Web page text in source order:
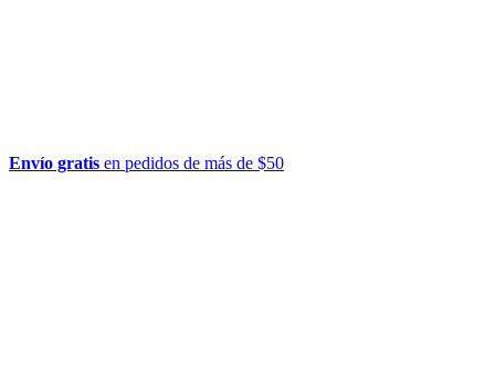
Envío gratis en pedidos de más de $50